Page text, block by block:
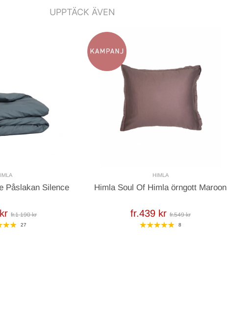
UPPTÄCK ÄVEN
Påslakan Silence
fr.1 190 kr
27
HIMLA
Himla Soul Of Himla örngott Maroon
fr.439 kr fr.549 kr
8